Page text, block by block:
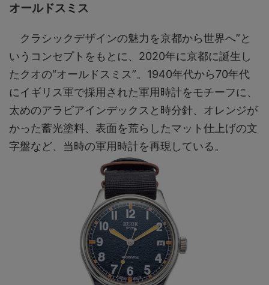
オールドスミス
クラシックデザインの魅力を京都から世界へ”と
いうコンセプトをもとに、2020年に京都に誕生し
たクオの“オールドスミス”。1940年代から70年代
にイギリス軍で採用された軍用時計をモチーフに、
太めのアラビアインデックスと時分針、オレンジが
かった蓄光塗料、表面を荒らしたマット仕上げの文
字盤など、当時の軍用時計を再現している。